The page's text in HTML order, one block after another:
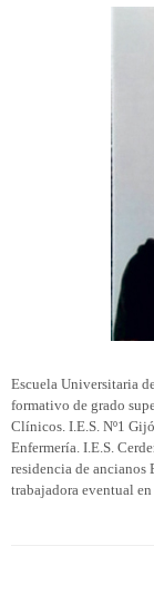
Escuela Universitaria
formativo de grado
Clínicos. I.E.S. Nº1
Enfermería. I.E.S.
residencia de
trabajadora eventual en